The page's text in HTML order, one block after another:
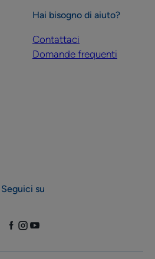
Hai bisogno di aiuto?
Contattaci
Domande frequenti
Seguici su